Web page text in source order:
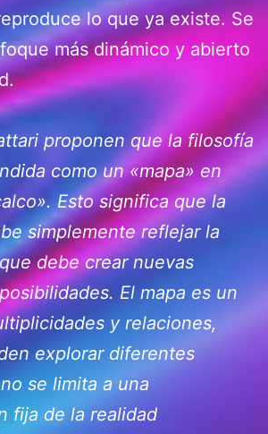
lo que ya existe. Se
más dinámico y abierto
proponen que la filosofía
como un «mapa» en
Esto significa que la
simplemente reflejar la
debe crear nuevas
El mapa es un
y relaciones,
explorar diferentes
se limita a una
fija de la realidad